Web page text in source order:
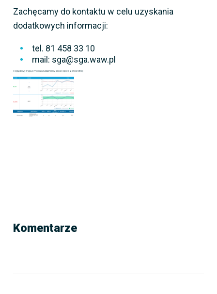
Zachęcamy do kontaktu w celu uzyskania
dodatkowych informacji:
tel. 81 458 33 10
mail: sga@sga.waw.pl
Poglądowy wygląd modułu wskaźników jakości opieki zdrowotnej:
Komentarze